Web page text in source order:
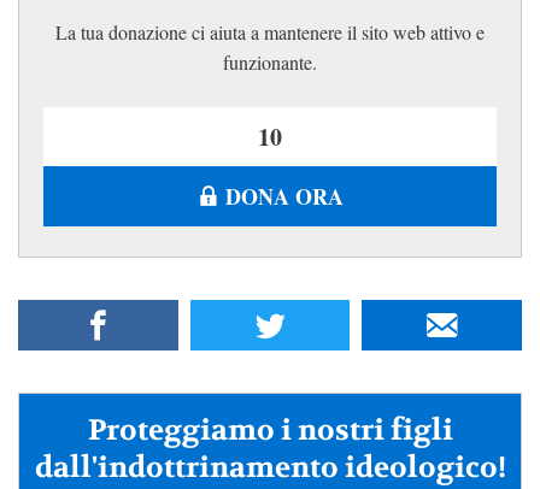
La tua donazione ci aiuta a mantenere il sito web attivo e
funzionante.
DONA ORA
Proteggiamo i nostri figli
dall'indottrinamento ideologico!